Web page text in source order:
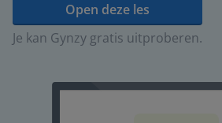
Open deze les
Je kan Gynzy gratis uitproberen.